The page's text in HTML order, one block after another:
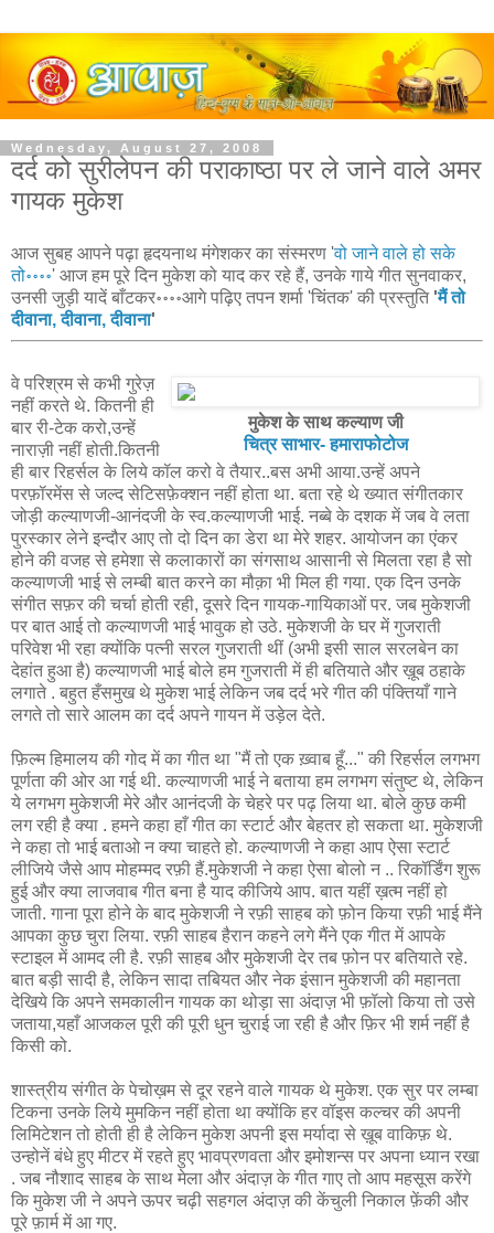
Wednesday, August 27, 2008
दर्द को सुरीलेपन की पराकाष्ठा पर ले जाने वाले अमर
गायक मुकेश
आज सुबह आपने पढ़ा हृदयनाथ मंगेशकर का संस्मरण 'वो जाने वाले हो सके
तो॰॰॰॰' आज हम पूरे दिन मुकेश को याद कर रहे हैं, उनके गाये गीत सुनवाकर,
उनसी जुड़ी यादें बाँटकर॰॰॰॰आगे पढ़िए तपन शर्मा 'चिंतक' की प्रस्तुति 'मैं तो
दीवाना, दीवाना, दीवाना'
मुकेश के साथ कल्याण जी
चित्र साभार- हमाराफोटोज
वे परिश्रम से कभी गुरेज़
नहीं करते थे. कितनी ही
बार री-टेक करो,उन्हें
नाराज़ी नहीं होती.कितनी
ही बार रिहर्सल के लिये कॉल करो वे तैयार..बस अभी आया.उन्हें अपने
परफ़ॉरमेंस से जल्द सेटिसफ़ेक्शन नहीं होता था. बता रहे थे ख्यात संगीतकार
जोड़ी कल्याणजी-आनंदजी के स्व.कल्याणजी भाई. नब्बे के दशक में जब वे लता
पुरस्कार लेने इन्दौर आए तो दो दिन का डेरा था मेरे शहर. आयोजन का एंकर
होने की वजह से हमेशा से कलाकारों का संगसाथ आसानी से मिलता रहा है सो
कल्याणजी भाई से लम्बी बात करने का मौक़ा भी मिल ही गया. एक दिन उनके
संगीत सफ़र की चर्चा होती रही, दूसरे दिन गायक-गायिकाओं पर. जब मुकेशजी
पर बात आई तो कल्याणजी भाई भावुक हो उठे. मुकेशजी के घर में गुजराती
परिवेश भी रहा क्योंकि पत्नी सरल गुजराती थीं (अभी इसी साल सरलबेन का
देहांत हुआ है) कल्याणजी भाई बोले हम गुजराती में ही बतियाते और ख़ूब ठहाके
लगाते . बहुत हँसमुख थे मुकेश भाई लेकिन जब दर्द भरे गीत की पंक्तियाँ गाने
लगते तो सारे आलम का दर्द अपने गायन में उड़ेल देते.
फ़िल्म हिमालय की गोद में का गीत था "मैं तो एक ख़्वाब हूँ..." की रिहर्सल लगभग
पूर्णता की ओर आ गई थी. कल्याणजी भाई ने बताया हम लगभग संतुष्ट थे, लेकिन
ये लगभग मुकेशजी मेरे और आनंदजी के चेहरे पर पढ़ लिया था. बोले कुछ कमी
लग रही है क्या . हमने कहा हाँ गीत का स्टार्ट और बेहतर हो सकता था. मुकेशजी
ने कहा तो भाई बताओ न क्या चाहते हो. कल्याणजी ने कहा आप ऐसा स्टार्ट
लीजिये जैसे आप मोहम्मद रफ़ी हैं.मुकेशजी ने कहा ऐसा बोलो न .. रिकॉर्डिंग शुरू
हुई और क्या लाजवाब गीत बना है याद कीजिये आप. बात यहीं ख़त्म नहीं हो
जाती. गाना पूरा होने के बाद मुकेशजी ने रफ़ी साहब को फ़ोन किया रफ़ी भाई मैंने
आपका कुछ चुरा लिया. रफ़ी साहब हैरान कहने लगे मैंने एक गीत में आपके
स्टाइल में आमद ली है. रफ़ी साहब और मुकेशजी देर तब फ़ोन पर बतियाते रहे.
बात बड़ी सादी है, लेकिन सादा तबियत और नेक इंसान मुकेशजी की महानता
देखिये कि अपने समकालीन गायक का थोड़ा सा अंदाज़ भी फ़ॉलो किया तो उसे
जताया,यहाँ आजकल पूरी की पूरी धुन चुराई जा रही है और फ़िर भी शर्म नहीं है
किसी को.
शास्त्रीय संगीत के पेचोख़म से दूर रहने वाले गायक थे मुकेश. एक सुर पर लम्बा
टिकना उनके लिये मुमकिन नहीं होता था क्योंकि हर वॉइस कल्चर की अपनी
लिमिटेशन तो होती ही है लेकिन मुकेश अपनी इस मर्यादा से ख़ूब वाकिफ़ थे.
उन्होनें बंधे हुए मीटर में रहते हुए भावप्रणवता और इमोशन्स पर अपना ध्यान रखा
. जब नौशाद साहब के साथ मेला और अंदाज़ के गीत गाए तो आप महसूस करेंगे
कि मुकेश जी ने अपने ऊपर चढ़ी सहगल अंदाज़ की केंचुली निकाल फ़ेंकी और
पूरे फ़ार्म में आ गए.